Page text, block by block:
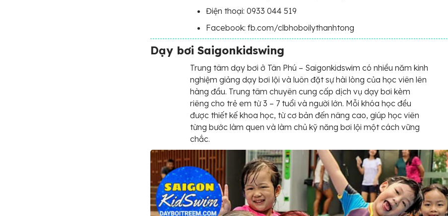
Điện thoại: 0933 044 519
Facebook: fb.com/clbhoboilythanhtong
Dạy bơi Saigonkidswing
Trung tâm dạy bơi ở Tân Phú – Saigonkidswim có nhiều năm kinh
nghiệm giảng dạy bơi lội và luôn đặt sự hài lòng của học viên lên
hàng đầu. Trung tâm chuyên cung cấp dịch vụ dạy bơi kèm
riêng cho trẻ em từ 3 – 7 tuổi và người lớn. Mỗi khóa học đều
được thiết kế khoa học, từ cơ bản đến nâng cao, giúp học viên
từng bước làm quen và làm chủ kỹ năng bơi lội một cách vững
chắc.